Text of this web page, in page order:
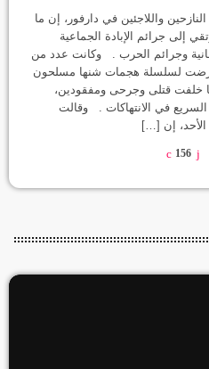
واللاجئين في دارفور، إن ما
إلى جرائم الإبادة الجماعية
وجرائم الحرب . وكانت عدد من
تعرضت لسلسلة هجمات شنها مسلحون
خلفت قتلى وجرحى ومفقودين،
في الانتهاكات . وقالت
الأحد، إن […]
156